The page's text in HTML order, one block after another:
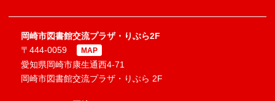
岡崎市図書館交流プラザ・りぶら2F
〒444-0059
MAP
愛知県岡崎市康生通西4-71
岡崎市図書館交流プラザ・りぶら 2F